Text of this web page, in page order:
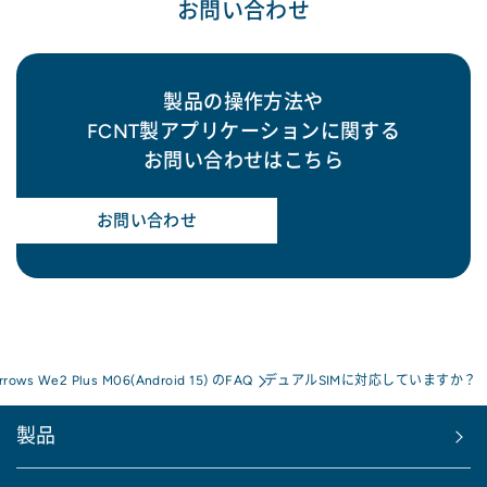
お問い合わせ
製品の操作方法や
FCNT製アプリケーションに関する
お問い合わせはこちら
お問い合わせ
We2 Plus M06(Android 15) のFAQ デュアルSIMに対応していますか？
製品